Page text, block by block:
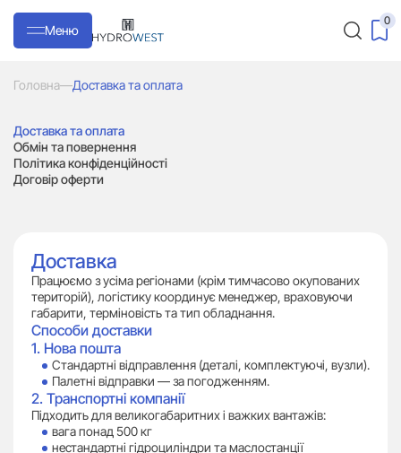
Меню
0
Головна—Доставка та оплата
Доставка та оплата
Обмін та повернення
Політика конфіденційності
Договір оферти
Доставка
Працюємо з усіма регіонами (крім тимчасово окупованих
територій), логістику координує менеджер, враховуючи
габарити, терміновість та тип обладнання.
Способи доставки
1. Нова пошта
Стандартні відправлення (деталі, комплектуючі, вузли).
Палетні відправки — за погодженням.
2. Транспортні компанії
Підходить для великогабаритних і важких вантажів:
вага понад 500 кг
нестандартні гідроциліндри та маслостанції